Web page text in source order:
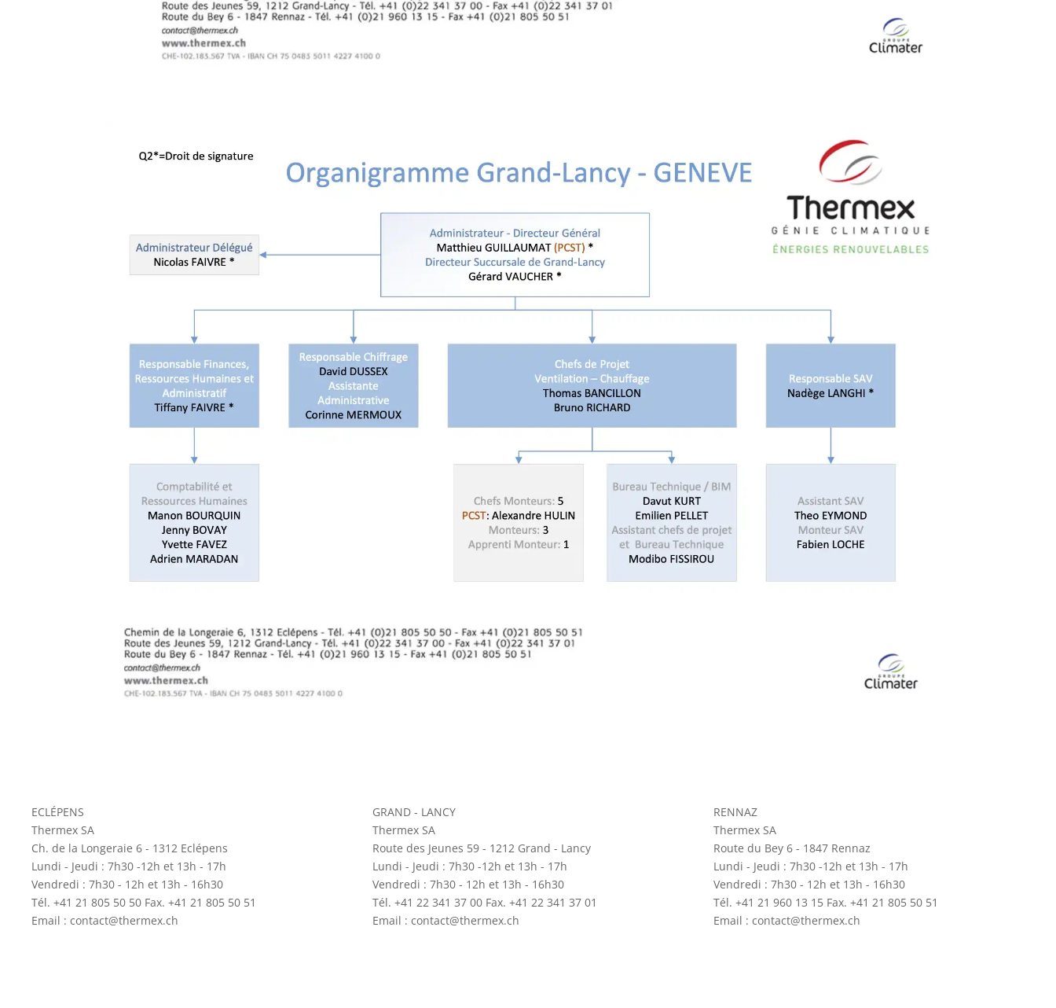
ECLÉPENS
Thermex SA
Ch. de la Longeraie 6 - 1312 Eclépens
Lundi - Jeudi : 7h30 -12h et 13h - 17h
Vendredi : 7h30 - 12h et 13h - 16h30
Tél. +41 21 805 50 50 Fax. +41 21 805 50 51
Email : contact@thermex.ch
GRAND - LANCY
Thermex SA
Route des Jeunes 59 - 1212 Grand - Lancy
Lundi - Jeudi : 7h30 -12h et 13h - 17h
Vendredi : 7h30 - 12h et 13h - 16h30
Tél. +41 22 341 37 00 Fax. +41 22 341 37 01
Email : contact@thermex.ch
RENNAZ
Thermex SA
Route du Bey 6 - 1847 Rennaz
Lundi - Jeudi : 7h30 -12h et 13h - 17h
Vendredi : 7h30 - 12h et 13h - 16h30
Tél. +41 21 960 13 15 Fax. +41 21 805 50 51
Email : contact@thermex.ch